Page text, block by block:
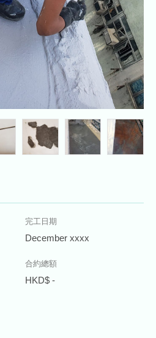
完工日期
December xxxx
合約總額
HKD$ -